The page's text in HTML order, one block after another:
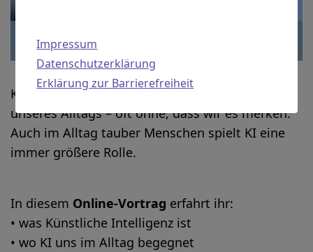
Impressum
Datenschutzerklärung
Erklärung zur Barrierefreiheit
Künstliche Intelligenz ist schon heute Teil
unseres Alltags – oft ohne, dass wir es merken.
Auch im Alltag tauber Menschen spielt KI eine
immer größere Rolle.
In diesem Online-Vortrag erfahrt ihr:
• was Künstliche Intelligenz ist
• wo KI uns im Alltag begegnet